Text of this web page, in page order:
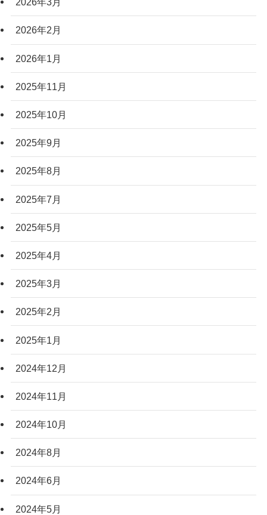
2026年2月
2026年1月
2025年11月
2025年10月
2025年9月
2025年8月
2025年7月
2025年5月
2025年4月
2025年3月
2025年2月
2025年1月
2024年12月
2024年11月
2024年10月
2024年8月
2024年6月
2024年5月